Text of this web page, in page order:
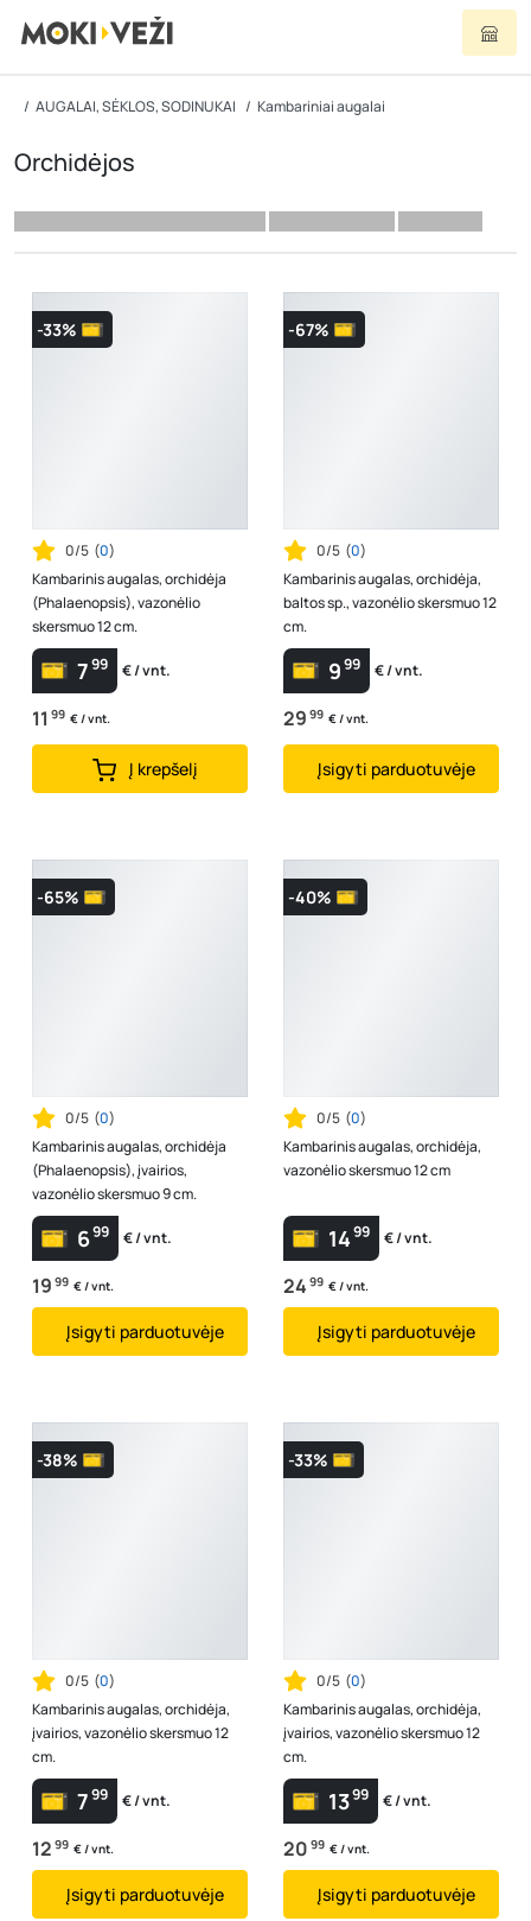
AUGALAI, SĖKLOS, SODINUKAI Kambariniai augalai
Orchidėjos
-33%
0/5 (0)
Kambarinis augalas, orchidėja
(Phalaenopsis), vazonėlio
skersmuo 12 cm.
799 € / vnt.
11 99 € / vnt.
Į krepšelį
-67%
0/5 (0)
Kambarinis augalas, orchidėja,
baltos sp., vazonėlio skersmuo 12
cm.
999 € / vnt.
29 99 € / vnt.
Įsigyti parduotuvėje
-65%
0/5 (0)
Kambarinis augalas, orchidėja
(Phalaenopsis), įvairios,
vazonėlio skersmuo 9 cm.
699 € / vnt.
19 99 € / vnt.
Įsigyti parduotuvėje
-40%
0/5 (0)
Kambarinis augalas, orchidėja,
vazonėlio skersmuo 12 cm
1499 € / vnt.
24 99 € / vnt.
Įsigyti parduotuvėje
-38%
0/5 (0)
Kambarinis augalas, orchidėja,
įvairios, vazonėlio skersmuo 12
cm.
799 € / vnt.
12 99 € / vnt.
Įsigyti parduotuvėje
-33%
0/5 (0)
Kambarinis augalas, orchidėja,
įvairios, vazonėlio skersmuo 12
cm.
1399 € / vnt.
20 99 € / vnt.
Įsigyti parduotuvėje